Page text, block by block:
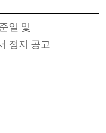
일 및
정지 공고